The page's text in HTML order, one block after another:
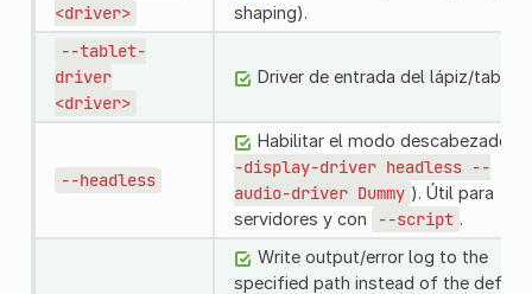
<driver>
shaping).
--tablet-
driver
<driver>
Driver de entrada del lápiz/
--headless
Habilitar el modo descabezado (
-display-driver headless --
audio-driver Dummy ). Útil para
servidores y con
--script .
Write output/error log to the
specified path instead of the default